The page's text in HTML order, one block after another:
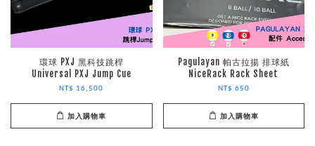
環球 PXJ 黑科技跳桿
Universal PXJ Jump Cue
NT$ 16,500
加入購物車
Pagulayan 帕古拉揚 排球紙
NiceRack Rack Sheet
NT$ 650
加入購物車